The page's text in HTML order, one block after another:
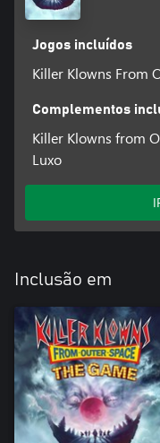
Jogos incluídos
Killer Klowns From
Complementos
Killer Klowns from
Luxo
Inclusão em